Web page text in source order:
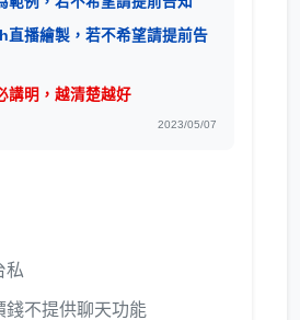
直播繪製，若不希望請提前告
講明，越清楚越好
2023/05/07
私
錢不提供聊天功能